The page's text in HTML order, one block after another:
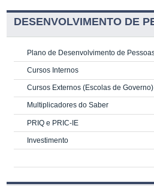
DESENVOLVIMENTO DE
Plano de Desenvolvimento de
Cursos Internos
Cursos Externos (Escolas de Governo)
Multiplicadores do Saber
PRIQ e PRIC-IE
Investimento